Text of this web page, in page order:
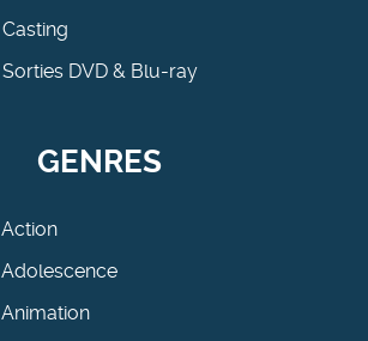
Casting
Sorties DVD & Blu-ray
GENRES
Action
Adolescence
Animation